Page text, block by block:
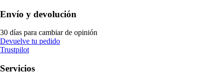
Envío y devolución
30 días para cambiar de opinión
Devuelve tu pedido
Trustpilot
Servicios